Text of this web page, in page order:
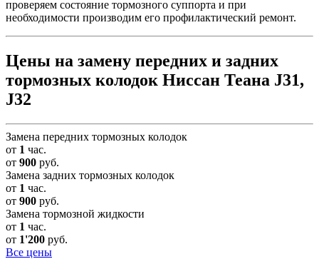
проверяем состояние тормозного суппорта и при
необходимости производим его профилактический ремонт.
Цены на замену передних и задних
тормозных колодок Ниссан Теана J31,
J32
Замена передних тормозных колодок
от 1 час.
от 900 руб.
Замена задних тормозных колодок
от 1 час.
от 900 руб.
Замена тормозной жидкости
от 1 час.
от 1'200 руб.
Все цены